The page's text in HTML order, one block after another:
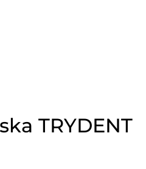
TRYDENT